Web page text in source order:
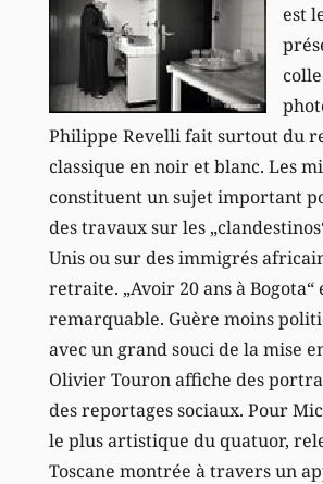
est
Philippe Revelli fait surtout du
classique en noir et blanc. Les
constituent un sujet important
des travaux sur les
Unis ou sur des immigrés
retraite. „Avoir 20 ans à Bogota“
remarquable. Guère moins
avec un grand souci de la mise
Olivier Touron affiche des
des reportages sociaux. Pour
le plus artistique du quatuor,
Toscane montrée à travers un